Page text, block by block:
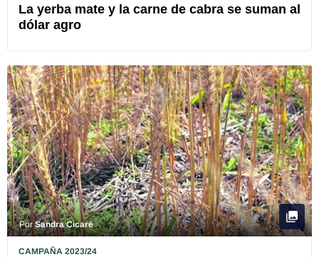
La yerba mate y la carne de cabra se suman al
dólar agro
PorSandra Cicaré
CAMPAÑA 2023/24